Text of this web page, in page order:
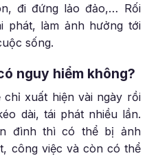
đi đứng lảo đảo,… Rối
phát, làm ảnh hưởng tới
sống.
nguy hiểm không?
chỉ xuất hiện vài ngày rồi
dài, tái phát nhiều lần.
đình thì có thể bị ảnh
công việc và còn có thể